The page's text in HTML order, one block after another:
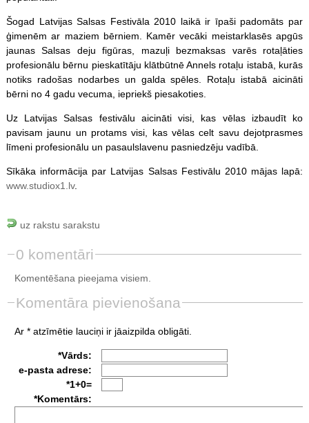
Šogad Latvijas Salsas Festivāla 2010 laikā ir īpaši padomāts par
ģimenēm ar maziem bērniem. Kamēr vecāki meistarklasēs apgūs
jaunas Salsas deju figūras, mazuļi bezmaksas varēs rotaļāties
profesionālu bērnu pieskatītāju klātbūtnē Annels rotaļu istabā, kurās
notiks radošas nodarbes un galdaspēles . Rotaļu istabā aicināti
bērni no 4 gadu vecuma, iepriekš piesakoties.
Uz Latvijas Salsas festivālu aicināti visi, kas vēlas izbaudīt ko
pavisam jaunu un protams visi, kas vēlas celt savu dejotprasmes
līmeni profesionālu un pasaulslavenu pasniedzēju vadībā.
Sīkāka informācija par Latvijas Salsas Festivālu 2010 mājas lapā:
www.studiox1.lv.
uz rakstu sarakstu
0 komentāri
Komentēšana pieejama visiem.
Komentāra pievienošana
Ar * atzīmētie lauciņi ir jāaizpilda obligāti.
*Vārds:
e-pasta adrese:
*1+0=
*Komentārs: